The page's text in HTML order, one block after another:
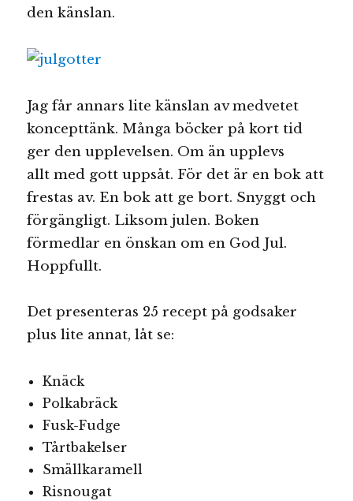
den känslan.
Jag får annars lite känslan av medvetet
koncepttänk. Många böcker på kort tid
ger den upplevelsen. Om än upplevs
allt med gott uppsåt. För det är en bok att
frestas av. En bok att ge bort. Snyggt och
förgängligt. Liksom julen. Boken
förmedlar en önskan om en God Jul.
Hoppfullt.
Det presenteras 25 recept på godsaker
plus lite annat, låt se:
Knäck
Polkabräck
Fusk-Fudge
Tårtbakelser
Smällkaramell
Risnougat